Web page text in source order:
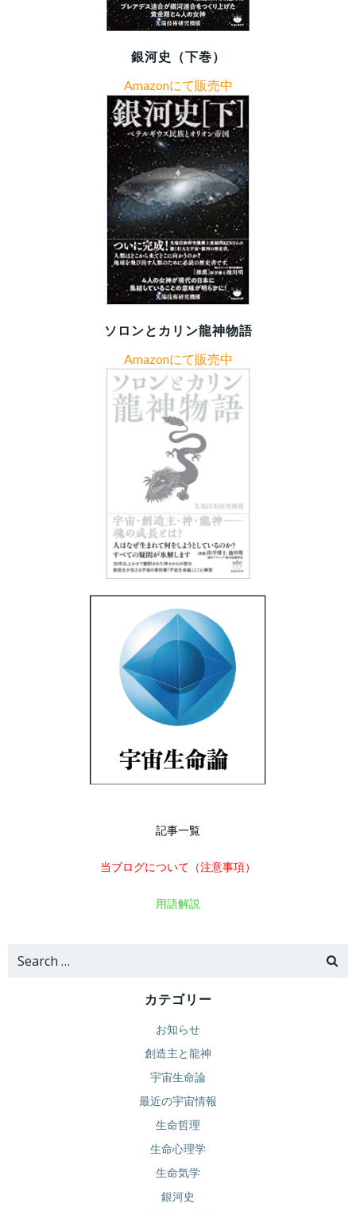
銀河史（下巻）
Amazonにて販売中
ソロンとカリン龍神物語
Amazonにて販売中
記事一覧
当ブログについて（注意事項）
用語解説
Search
カテゴリー
お知らせ
創造主と龍神
宇宙生命論
最近の宇宙情報
生命哲理
生命心理学
生命気学
銀河史